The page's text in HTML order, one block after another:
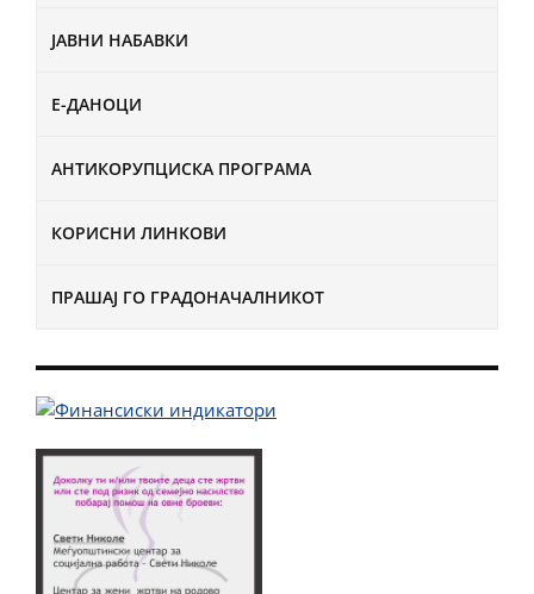
ЈАВНИ НАБАВКИ
Е-ДАНОЦИ
АНТИКОРУПЦИСКА ПРОГРАМА
КОРИСНИ ЛИНКОВИ
ПРАШАЈ ГО ГРАДОНАЧАЛНИКОТ